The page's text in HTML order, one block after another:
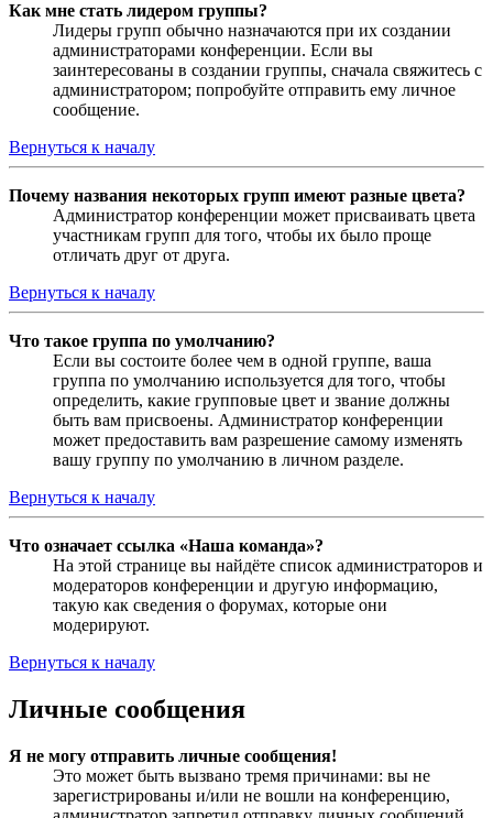
Как мне стать лидером группы?
Лидеры групп обычно назначаются при их создании
администраторами конференции. Если вы
заинтересованы в создании группы, сначала свяжитесь с
администратором; попробуйте отправить ему личное
сообщение.
Вернуться к началу
Почему названия некоторых групп имеют разные цвета?
Администратор конференции может присваивать цвета
участникам групп для того, чтобы их было проще
отличать друг от друга.
Вернуться к началу
Что такое группа по умолчанию?
Если вы состоите более чем в одной группе, ваша
группа по умолчанию используется для того, чтобы
определить, какие групповые цвет и звание должны
быть вам присвоены. Администратор конференции
может предоставить вам разрешение самому изменять
вашу группу по умолчанию в личном разделе.
Вернуться к началу
Что означает ссылка «Наша команда»?
На этой странице вы найдёте список администраторов и
модераторов конференции и другую информацию,
такую как сведения о форумах, которые они
модерируют.
Вернуться к началу
Личные сообщения
Я не могу отправить личные сообщения!
Это может быть вызвано тремя причинами: вы не
зарегистрированы и/или не вошли на конференцию,